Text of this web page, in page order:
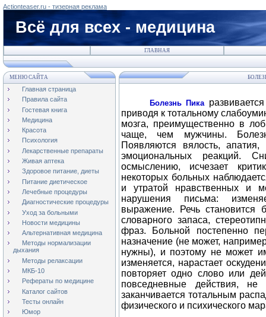
Actionteaser.ru - тизерная реклама
Всё для всех - медицина
ГЛАВНАЯ
МЕНЮ САЙТА
Главная страница
Правила сайта
Гостевая книга
Медицина
Красота
Психология
Лекарственные препараты
Живая аптека
Здоровое питание, диеты
Питание диетическое
Лечебные процедуры
Диагностические процедуры
Уход за больными
Новости медицины
Альтернативная медицина
Методы нормализации
дыхания
Методы релаксации
МКБ-10
Рефераты по медицине
Каталог сайтов
Тесты онлайн
Юмор
Болезнь Пика
приводя к тотальному
мозга, преимущественно в
чаще, чем мужчины.
Появляются вялость, апатия,
эмоциональных реакций.
осмыслению, исчезает
некоторых больных
и утратой нравственных и
нарушения письма:
выражение. Речь становится
словарного запаса,
фраз. Больной постепенно
назначение (не может,
нужны), и поэтому не может
изменяется, нарастает
повторяет одно слово или
повседневные действия,
заканчивается тотальным
физического и психического